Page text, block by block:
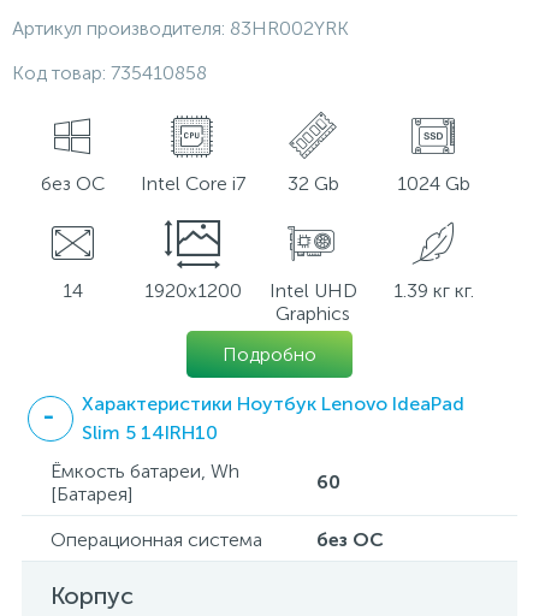
Артикул производителя: 83HR002YRK
Код товар: 735410858
без ОС Intel Core i7 32 Gb 1024 Gb
14 1920x1200
Intel UHD
Graphics
1.39 кг кг.
Подробно
Характеристики Ноутбук Lenovo IdeaPad
Slim 5 14IRH10
Ёмкость батареи, Wh
[Батарея]
60
Операционная система без ОС
Корпус